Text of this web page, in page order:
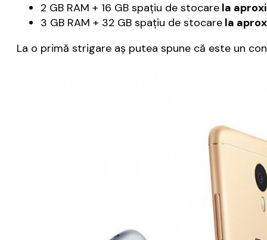
2 GB RAM + 16 GB spaţiu de stocare la
3 GB RAM + 32 GB spaţiu de stocare la
La o primă strigare aş putea spune că este un